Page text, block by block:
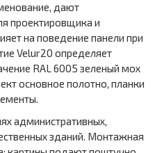
дают
проектировщика и
на поведение панели при
Velur20 определяет
RAL 6005 зеленый мох
основное полотно, планки
административных,
зданий. Монтажная